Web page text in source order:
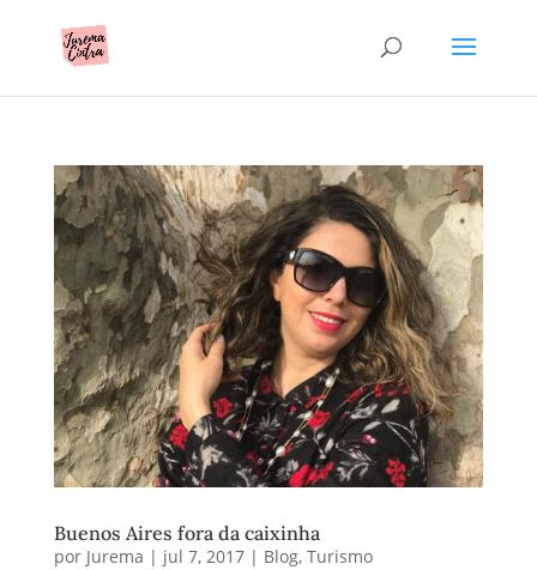
Buenos Aires fora da caixinha
por Jurema | jul 7, 2017| Blog, Turismo